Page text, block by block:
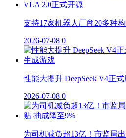
支持17家机器人厂商20多种
2026-07-08 0
性能大提升 DeepSeek V4正
2026-07-08 0
为司机减负超13亿！市监局